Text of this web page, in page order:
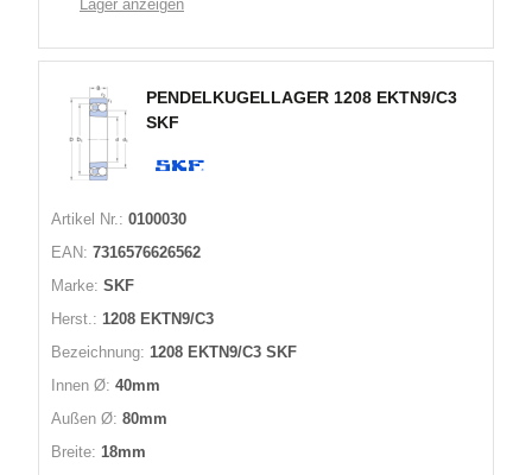
Lager anzeigen
PENDELKUGELLAGER 1208 EKTN9/C3
SKF
Artikel Nr.: 0100030
EAN: 7316576626562
Marke: SKF
Herst.: 1208 EKTN9/C3
Bezeichnung: 1208 EKTN9/C3 SKF
Innen Ø: 40mm
Außen Ø: 80mm
Breite: 18mm